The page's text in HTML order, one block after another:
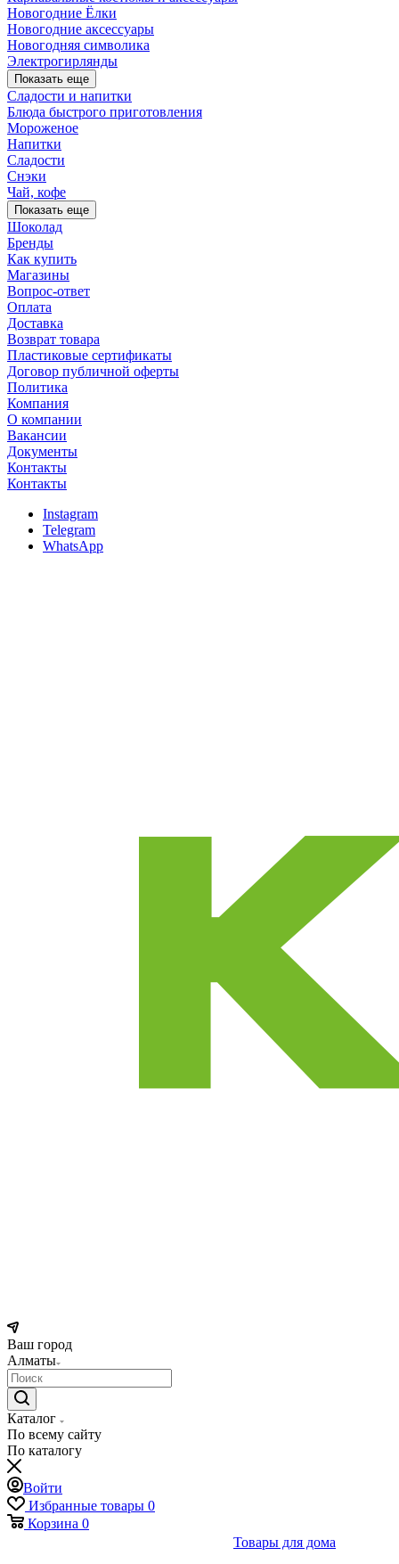
Новогодние Ёлки
Новогодние аксессуары
Новогодняя символика
Электрогирлянды
Показать еще
Сладости и напитки
Блюда быстрого приготовления
Мороженое
Напитки
Сладости
Снэки
Чай, кофе
Показать еще
Шоколад
Бренды
Как купить
Магазины
Вопрос-ответ
Оплата
Доставка
Возврат товара
Пластиковые сертификаты
Договор публичной оферты
Политика
Компания
О компании
Вакансии
Документы
Контакты
Контакты
Instagram
Telegram
WhatsApp
Ваш город
Алматы
Каталог
По всему сайту
По каталогу
Войти
Избранные товары 0
Корзина 0
Товары для дома